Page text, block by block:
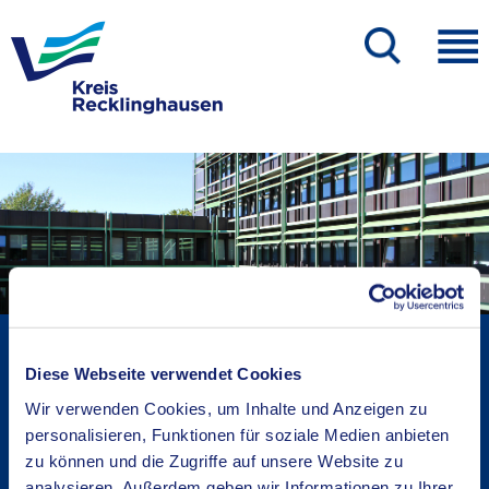
Diese Webseite verwendet Cookies
Wir verwenden Cookies, um Inhalte und Anzeigen zu
personalisieren, Funktionen für soziale Medien anbieten
zu können und die Zugriffe auf unsere Website zu
Bekanntmachungen
Ortsrecht
Karriere beim Kreis
Bürger-, Ideen- und Beschwerdecenter